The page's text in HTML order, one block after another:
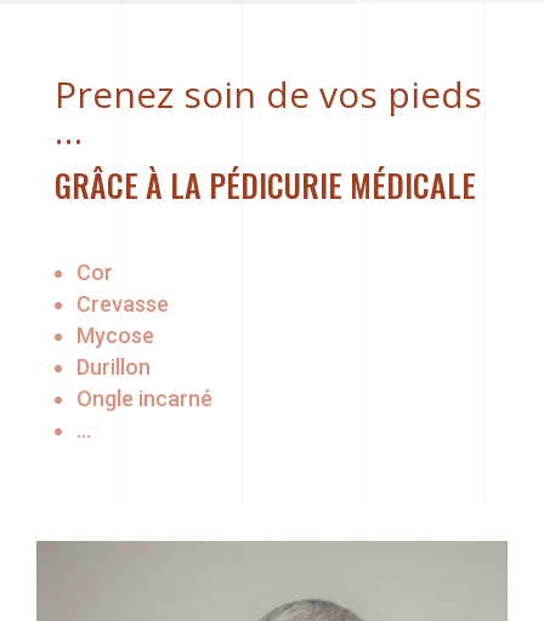
Prenez soin de vos pieds
…
GRÂCE À LA PÉDICURIE MÉDICALE
Cor
Crevasse
Mycose
Durillon
Ongle incarné
…